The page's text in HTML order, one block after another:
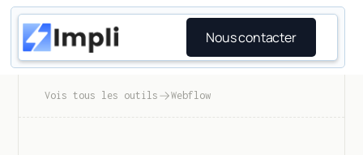
Nous contacter
Vois tous les outils Webflow